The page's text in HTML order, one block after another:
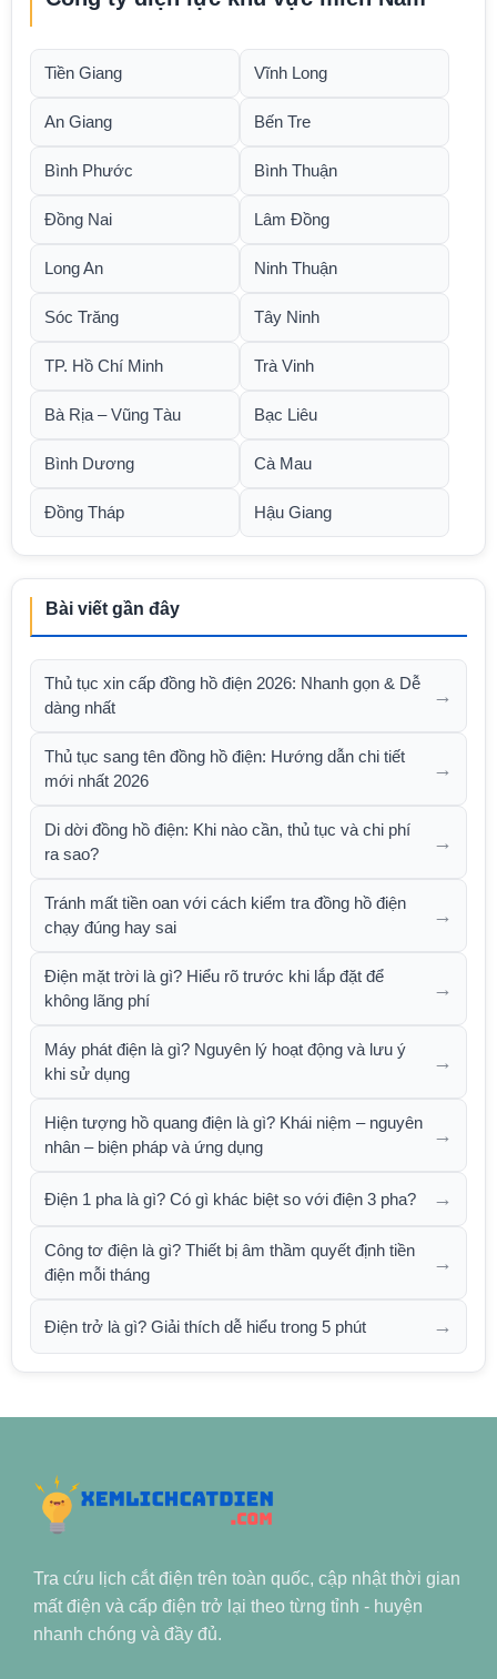
Tiền Giang Vĩnh Long
An Giang Bến Tre
Bình Phước Bình Thuận
Đồng Nai Lâm Đồng
Long An Ninh Thuận
Sóc Trăng Tây Ninh
TP. Hồ Chí Minh Trà Vinh
Bà Rịa – Vũng Tàu Bạc Liêu
Bình Dương Cà Mau
Đồng Tháp Hậu Giang
Bài viết gần đây
Thủ tục xin cấp đồng hồ điện 2026: Nhanh gọn & Dễ
dàng nhất
→
Thủ tục sang tên đồng hồ điện: Hướng dẫn chi tiết
mới nhất 2026
→
Di dời đồng hồ điện: Khi nào cần, thủ tục và chi phí
ra sao?
→
Tránh mất tiền oan với cách kiểm tra đồng hồ điện
chạy đúng hay sai
→
Điện mặt trời là gì? Hiểu rõ trước khi lắp đặt để
không lãng phí
→
Máy phát điện là gì? Nguyên lý hoạt động và lưu ý
khi sử dụng
→
Hiện tượng hồ quang điện là gì? Khái niệm – nguyên
nhân – biện pháp và ứng dụng
→
Điện 1 pha là gì? Có gì khác biệt so với điện 3 pha? →
Công tơ điện là gì? Thiết bị âm thầm quyết định tiền
điện mỗi tháng
→
Điện trở là gì? Giải thích dễ hiểu trong 5 phút →
Tra cứu lịch cắt điện trên toàn quốc, cập nhật thời gian
mất điện và cấp điện trở lại theo từng tỉnh - huyện
nhanh chóng và đầy đủ.